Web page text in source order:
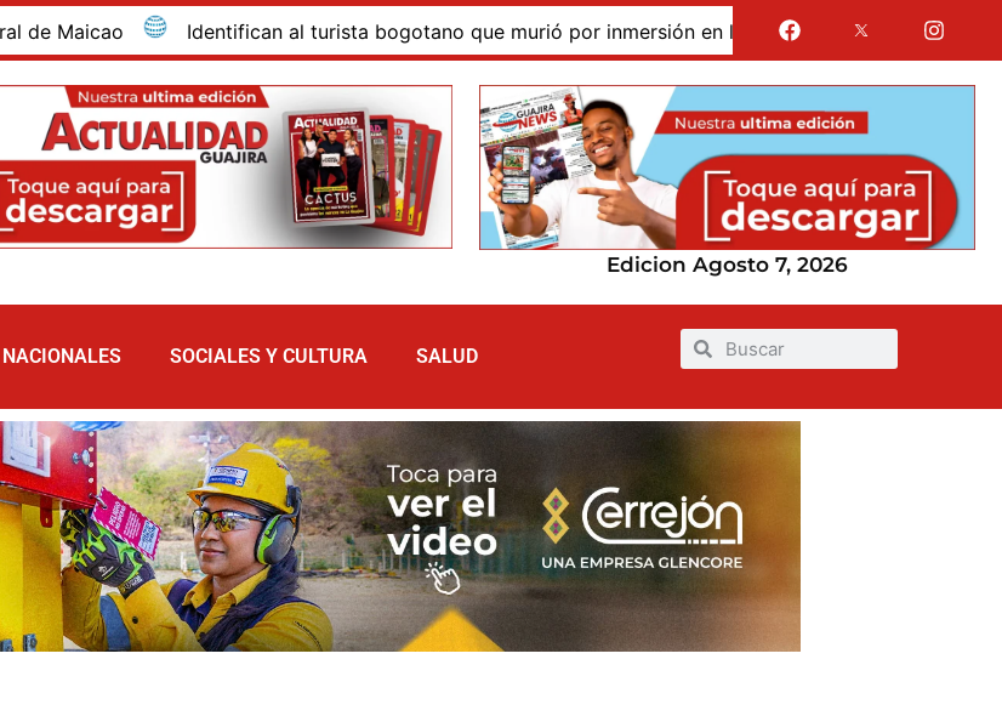
Identifican al turista bogotano que murió por inmersión en las dunas de Taroa; su cuerpo
Edicion Agosto 7, 2026
NACIONALES SOCIALES Y CULTURA SALUD